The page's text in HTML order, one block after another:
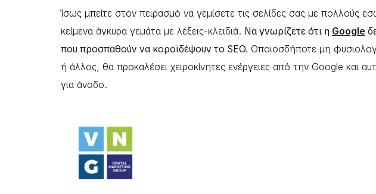
Ίσως μπείτε στον πειρασμό να γεμίσετε τις σελίδες σας με πολλούς
κείμενα άγκυρα γεμάτα με λέξεις-κλειδιά. Να γνωρίζετε ότι η Google
που προσπαθούν να κοροϊδέψουν το SEO. Οποιοσδήποτε μη
ή άλλος, θα προκαλέσει χειροκίνητες ενέργειες από την Google και
για άνοδο.